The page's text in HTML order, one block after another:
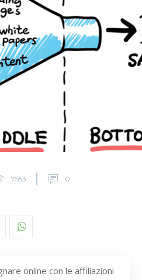
7553 0
online con le affiliazioni